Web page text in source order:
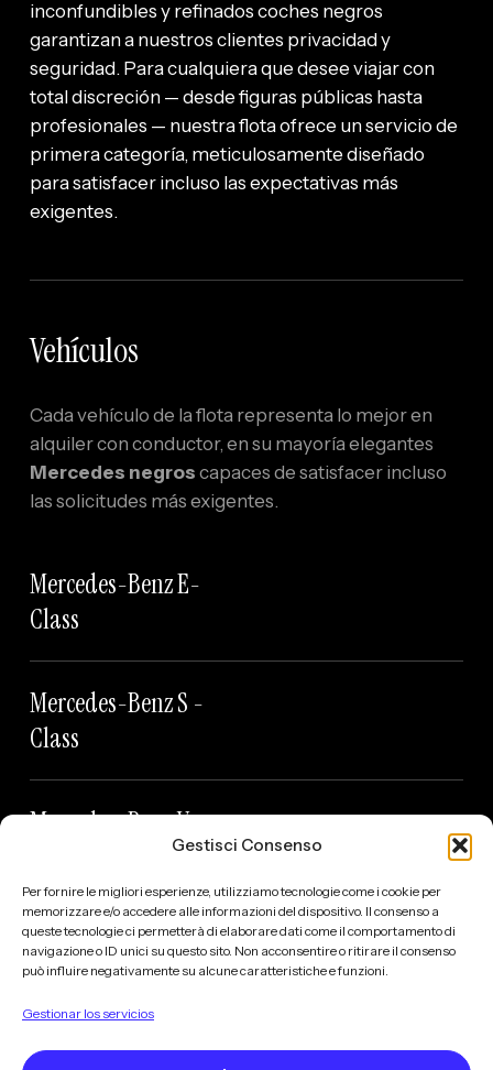
Gestisci Consenso
Per fornire le migliori esperienze, utilizziamo tecnologie come i cookie per
memorizzare e/o accedere alle informazioni del dispositivo. Il consenso a
queste tecnologie ci permetterà di elaborare dati come il comportamento di
navigazione o ID unici su questo sito. Non acconsentire o ritirare il consenso
può influire negativamente su alcune caratteristiche e funzioni.
Gestionar los servicios
inconfundibles y refinados coches negros
garantizan a nuestros clientes privacidad y
seguridad. Para cualquiera que desee viajar con
total discreción — desde figuras públicas hasta
profesionales — nuestra flota ofrece un servicio de
primera categoría, meticulosamente diseñado
para satisfacer incluso las expectativas más
exigentes.
Vehículos
Cada vehículo de la flota representa lo mejor en
alquiler con conductor, en su mayoría elegantes
Mercedes negros capaces de satisfacer incluso
las solicitudes más exigentes.
Mercedes-Benz E-
Class
Mercedes-Benz S -
Class
Mercedes-Benz V -
BMW 7 SERIES